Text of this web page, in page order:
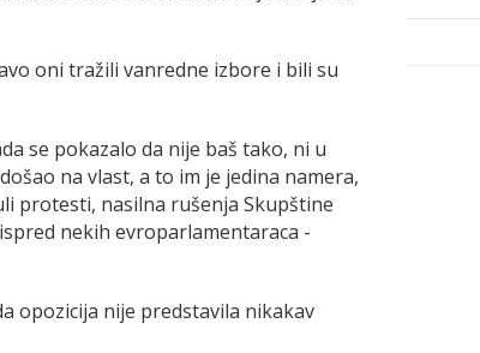
oni tražili vanredne izbore i bili su
se pokazalo da nije baš tako, ni u
na vlast, a to im je jedina namera,
protesti, nasilna rušenja Skupštine
nekih evroparlamentaraca -
opozicija nije predstavila nikakav